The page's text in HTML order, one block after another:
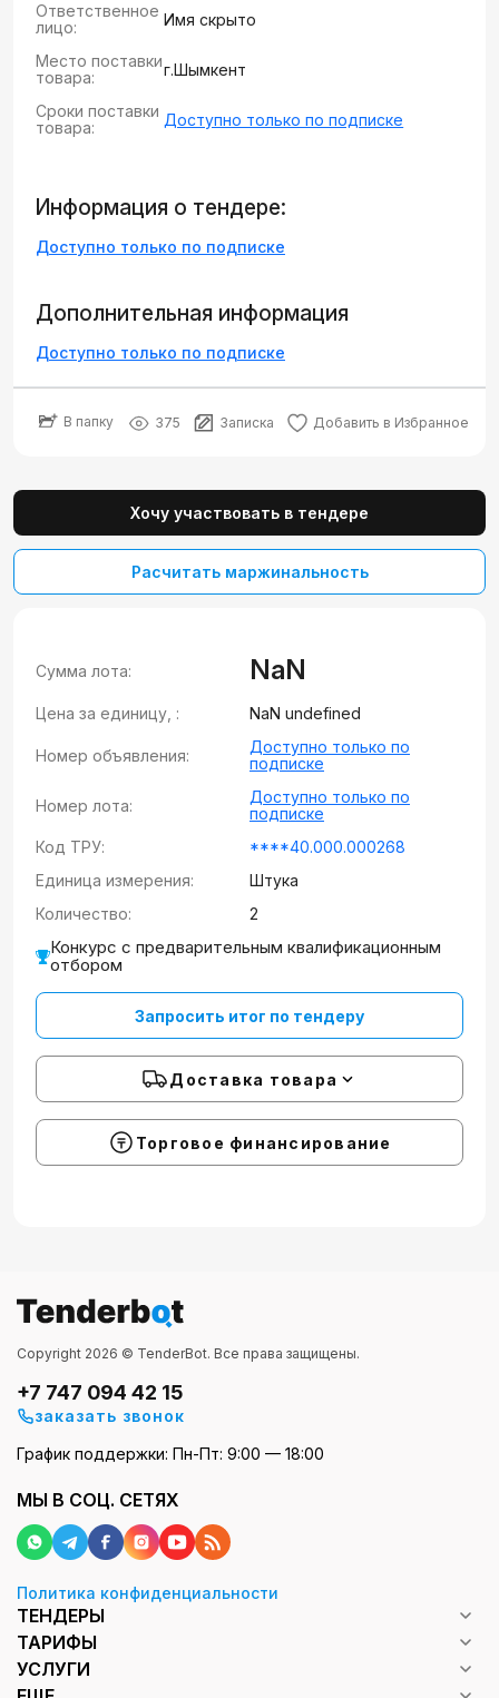
Ответственное
лицо:
Имя скрыто
Место поставки
товара:
г.Шымкент
Сроки поставки
товара:
Доступно только по подписке
Информация о тендере:
Доступно только по подписке
Дополнительная информация
Доступно только по подписке
В папку 375 Записка Добавить в Избранное
Хочу участвовать в тендере
Расчитать маржинальность
Сумма лота: NaN
Цена за единицу, : NaN undefined
Номер объявления:
Доступно только по
подписке
Номер лота:
Доступно только по
подписке
Код ТРУ:
****40.000.000268
Единица измерения:
Штука
Количество:
2
Конкурс с предварительным квалификационным
отбором
Запросить итог по тендеру
Доставка товара
Торговое финансирование
Copyright 2026 © TenderBot. Все права защищены.
+7 747 094 42 15
заказать звонок
График поддержки: Пн-Пт: 9:00 — 18:00
МЫ В СОЦ. СЕТЯХ
Политика конфиденциальности
ТЕНДЕРЫ
ТАРИФЫ
УСЛУГИ